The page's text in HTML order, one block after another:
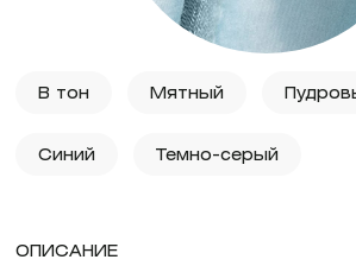
В тон Мятный
Синий Темно-серый
ОПИСАНИЕ